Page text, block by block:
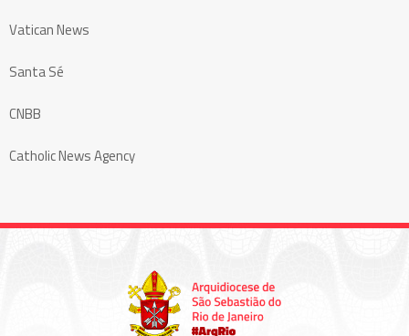
Vatican News
Santa Sé
CNBB
Catholic News Agency